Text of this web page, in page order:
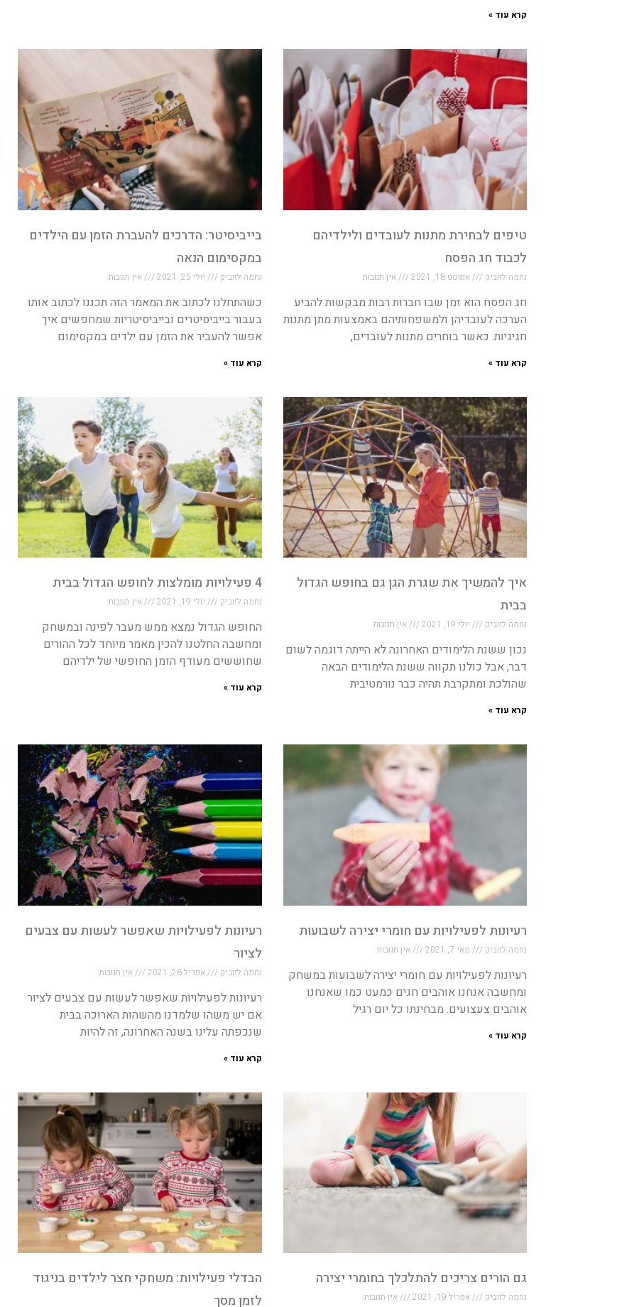
קרא עוד »
טיפים לבחירת מתנות לעובדים ולילדיהם
לכבוד חג הפסח
נחמה לזוביק אוגוסט 18, 2021 אין תגובות
חג הפסח הוא זמן שבו חברות רבות מבקשות להביע
הערכה לעובדיהן ולמשפחותיהם באמצעות מתן מתנות
חגיגיות. כאשר בוחרים מתנות לעובדים,
קרא עוד »
בייביסיטר: הדרכים להעברת הזמן עם הילדים
במקסימום הנאה
נחמה לזוביק יולי 25, 2021 אין תגובות
כשהתחלנו לכתוב את המאמר הזה תכננו לכתוב אותו
בעבור בייביסיטרים ובייביסיטריות שמחפשים איך
אפשר להעביר את הזמן עם ילדים במקסימום
קרא עוד »
איך להמשיך את שגרת הגן גם בחופש הגדול
בבית
נחמה לזוביק יולי 19, 2021 אין תגובות
נכון ששנת הלימודים האחרונה לא הייתה דוגמה לשום
דבר, אבל כולנו תקווה ששנת הלימודים הבאה
שהולכת ומתקרבת תהיה כבר נורמטיבית
קרא עוד »
4 פעילויות מומלצות לחופש הגדול בבית
נחמה לזוביק יולי 19, 2021 אין תגובות
החופש הגדול נמצא ממש מעבר לפינה ובמשחק
ומחשבה החלטנו להכין מאמר מיוחד לכל ההורים
שחוששים מעודף הזמן החופשי של ילדיהם
קרא עוד »
רעיונות לפעילויות עם חומרי יצירה לשבועות
נחמה לזוביק מאי 7, 2021 אין תגובות
רעיונות לפעילויות עם חומרי יצירה לשבועות במשחק
ומחשבה אנחנו אוהבים חגים כמעט כמו שאנחנו
אוהבים צעצועים. מבחינתו כל יום רגיל
קרא עוד »
רעיונות לפעילויות שאפשר לעשות עם צבעים
לציור
נחמה לזוביק אפריל 26, 2021 אין תגובות
רעיונות לפעילויות שאפשר לעשות עם צבעים לציור
אם יש משהו שלמדנו מהשהות הארוכה בבית
שנכפתה עלינו בשנה האחרונה, זה להיות
קרא עוד »
גם הורים צריכים להתלכלך בחומרי יצירה
נחמה לזוביק אפריל 19, 2021 אין תגובות
הבדלי פעילויות: משחקי חצר לילדים בניגוד
לזמן מסך